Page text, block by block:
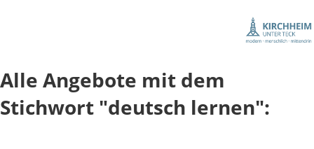
Alle Angebote mit dem
Stichwort "deutsch lernen":